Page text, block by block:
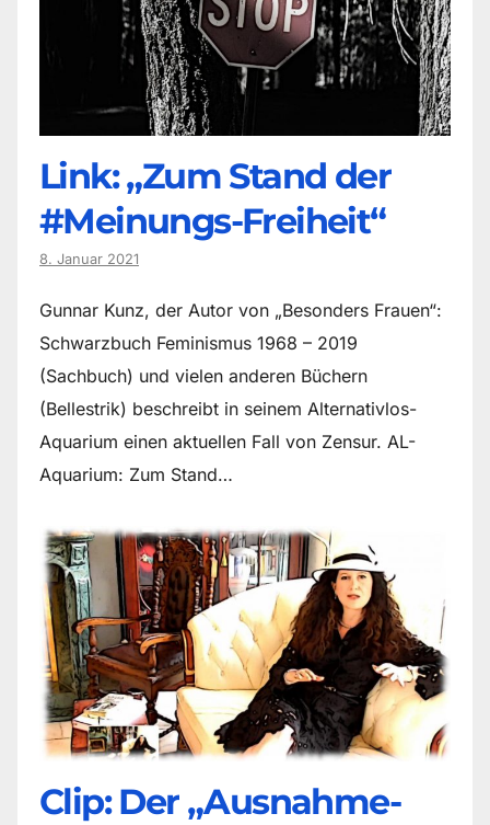
Link: „Zum Stand der
#Meinungs-Freiheit“
8. Januar 2021
Gunnar Kunz, der Autor von „Besonders Frauen“:
Schwarzbuch Feminismus 1968 – 2019
(Sachbuch) und vielen anderen Büchern
(Bellestrik) beschreibt in seinem Alternativlos-
Aquarium einen aktuellen Fall von Zensur. AL-
Aquarium: Zum Stand…
Clip: Der „Ausnahme-